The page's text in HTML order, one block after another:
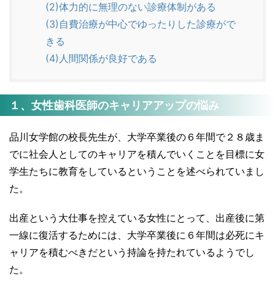
(2)体力的に無理のない診療体制がある
(3)自費治療が中心でゆったりした診療がで
きる
(4)人間関係が良好である
１、女性歯科医師のキャリアアップの悩み
品川女学館の校長先生が、大学卒業後の６年間で２８歳ま
でに社会人としてのキャリアを積んでいくことを目標に女
学生たちに教育をしているということを述べられていまし
た。
出産という大仕事を控えている女性にとって、出産後に第
一線に復活するためには、大学卒業後に６年間は必死にキ
ャリアを積むべきだという持論を持たれているようでし
た。